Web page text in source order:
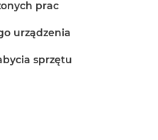
prac
urządzenia
sprzętu